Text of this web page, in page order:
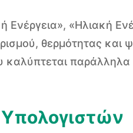
«Ηλιακή
θερμότητας και
καλύπτεται
Υπολογιστών